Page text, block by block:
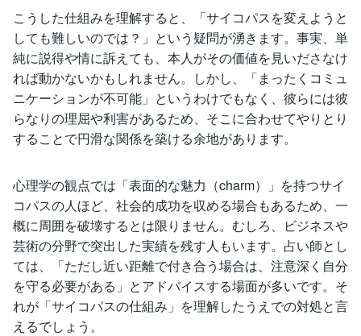
こうした仕組みを理解すると、「サイコパスを変えようと
しても難しいのでは？」という疑問が湧きます。事実、単
純に説得や情に訴えても、本人がその価値を見いださなけ
れば動かないかもしれません。しかし、「まったくコミュ
ニケーションが不可能」というわけでもなく、彼らには彼
らなりの理屈や利害があるため、そこに合わせてやりとり
することで円滑な関係を築ける余地があります。
心理学の観点では「表面的な魅力（charm）」を持つサイ
コパスの人ほど、社会的成功を収める場合もあるため、一
概に周囲を破壊するとは限りません。むしろ、ビジネスや
芸術の分野で突出した実績を残す人もいます。占い師とし
ては、「ただし近い距離で付き合う場合は、注意深く自分
を守る必要がある」とアドバイスする場面が多いです。そ
れが「サイコパスの仕組み」を理解したうえでの対処と言
えるでしょう。